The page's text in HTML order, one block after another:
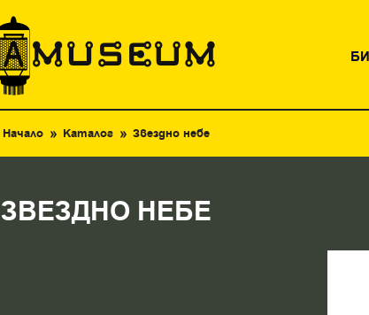
Начало Каталог Звездно небе
ЗВЕЗДНО НЕБЕ